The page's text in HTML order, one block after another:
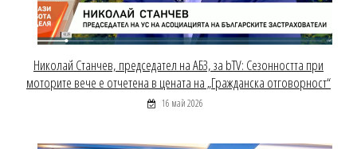
Николай Станчев, председател на АБЗ, за bTV: Сезонността при
моторите вече е отчетена в цената на „Гражданска отговорност“
16 май 2026